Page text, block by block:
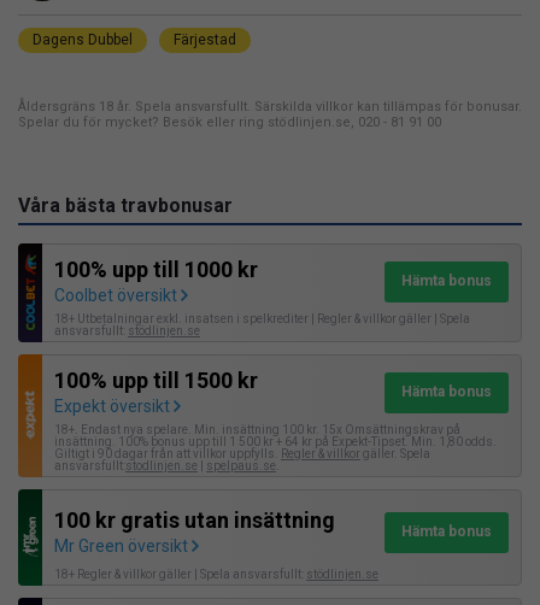
Dagens Dubbel Färjestad
Åldersgräns 18 år. Spela ansvarsfullt. Särskilda villkor kan tillämpas för bonusar.
Spelar du för mycket? Besök eller ring stödlinjen.se, 020 - 81 91 00
Våra bästa travbonusar
100% upp till 1000 kr
Coolbet översikt
Hämta bonus
18+ Utbetalningar exkl. insatsen i spelkrediter | Regler & villkor gäller | Spela
ansvarsfullt: stödlinjen.se
100% upp till 1500 kr
Expekt översikt
Hämta bonus
18+. Endast nya spelare. Min. insättning 100 kr. 15x Omsättningskrav på
insättning. 100% bonus upp till 1 500 kr + 64 kr på Expekt-Tipset. Min. 1,80 odds.
Giltigt i 90 dagar från att villkor uppfylls.
Regler & villkor gäller. Spela
ansvarsfullt: stodlinjen.se spelpaus.se
100 kr gratis utan insättning
Mr Green översikt
Hämta bonus
18+ Regler & villkor gäller | Spela ansvarsfullt: stödlinjen.se